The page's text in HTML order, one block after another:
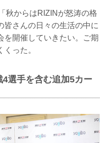
秋からはRIZINが怒涛の格
皆さんの日々の生活の中に
を開催していきたい。ご期
った。
選手を含む追加5カー